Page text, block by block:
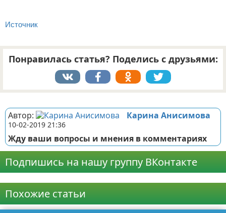
Источник
Понравилась статья? Поделись с друзьями:
Автор: Карина Анисимова
10-02-2019 21:36
Жду ваши вопросы и мнения в комментариях
Подпишись на нашу группу ВКонтакте
Похожие статьи